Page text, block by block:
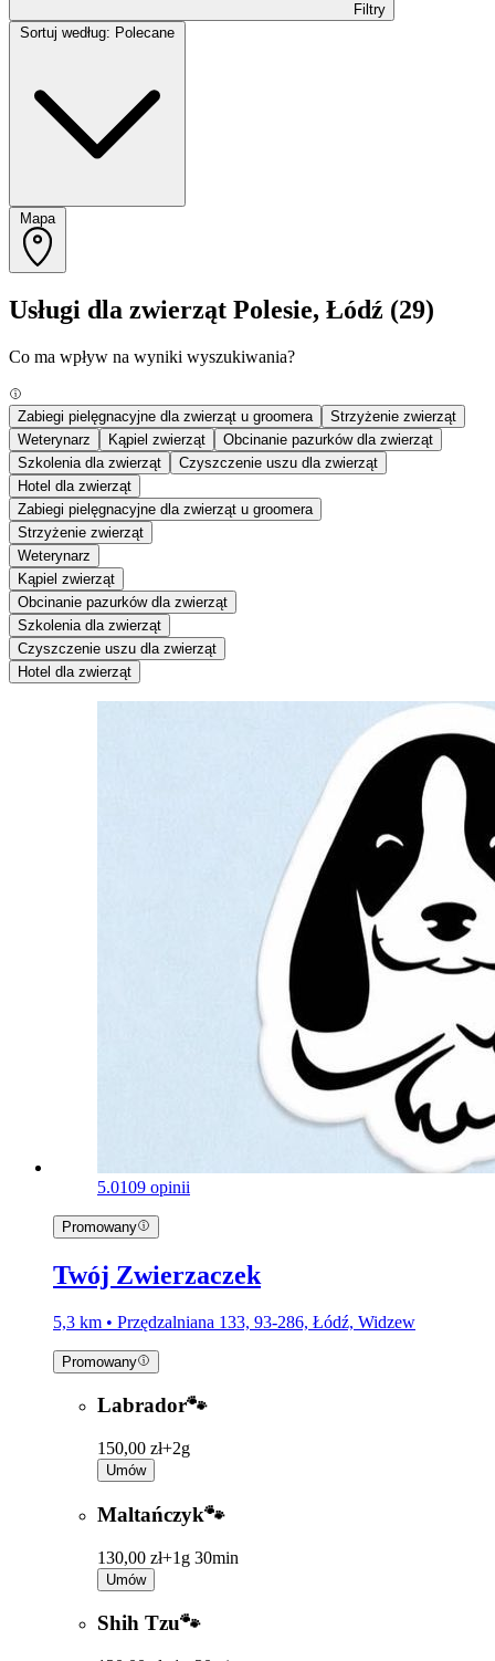
Filtry
Mapa
Usługi dla zwierząt Polesie, Łódź (29)
Co ma wpływ na wyniki wyszukiwania?
Zabiegi pielęgnacyjne dla zwierząt u groomera
Strzyżenie zwierząt
Weterynarz
Kąpiel zwierząt
Obcinanie pazurków dla zwierząt
Szkolenia dla zwierząt
Czyszczenie uszu dla zwierząt
Hotel dla zwierząt
Zabiegi pielęgnacyjne dla zwierząt u groomera
Strzyżenie zwierząt
Weterynarz
Kąpiel zwierząt
Obcinanie pazurków dla zwierząt
Szkolenia dla zwierząt
Czyszczenie uszu dla zwierząt
Hotel dla zwierząt
5.0109 opinii
Promowany
Twój Zwierzaczek
5,3 km • Przędzalniana 133, 93-286, Łódź, Widzew
Promowany
Labrador🐾
150,00 zł+2g
Umów
Maltańczyk🐾
130,00 zł+1g 30min
Umów
Shih Tzu🐾